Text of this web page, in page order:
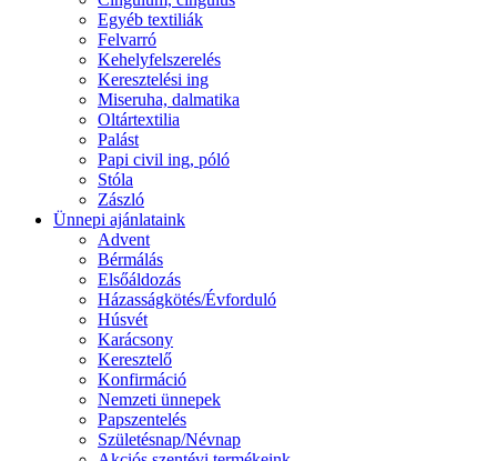
Egyéb textiliák
Felvarró
Kehelyfelszerelés
Keresztelési ing
Miseruha, dalmatika
Oltártextilia
Palást
Papi civil ing, póló
Stóla
Zászló
Ünnepi ajánlataink
Advent
Bérmálás
Elsőáldozás
Házasságkötés/Évforduló
Húsvét
Karácsony
Keresztelő
Konfirmáció
Nemzeti ünnepek
Papszentelés
Születésnap/Névnap